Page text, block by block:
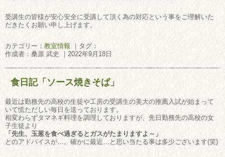
受講生の皆様が安心安全に受講して頂く為の対応という事をご理解いた
だきたくお願い申し上げます。
カテゴリー： 教室情報 ｜タグ：
作成者：桑原 武史 ｜2022年9月18日
食日記「ソース焼きそば」
最近は勤務先の高校の生徒や工房の受講生の美大の推薦入試が始まって
いて慌ただしい毎日を送っております。
相変わらずタマネギ料理を調理しておりますが、先日勤務先の高校の女
子生徒より
「先生、玉葱を食べ過ぎるとガスがたまりますよ～」
とのアドバイスが…。確かに最近…と思い当たる事は多少ございます(笑)